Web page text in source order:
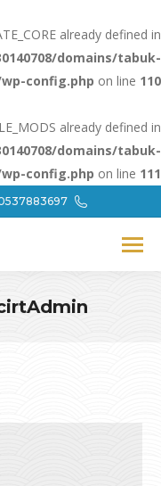
already defined in
domains/tabuk-
config.php on line 110
already defined in
domains/tabuk-
config.php on line 111